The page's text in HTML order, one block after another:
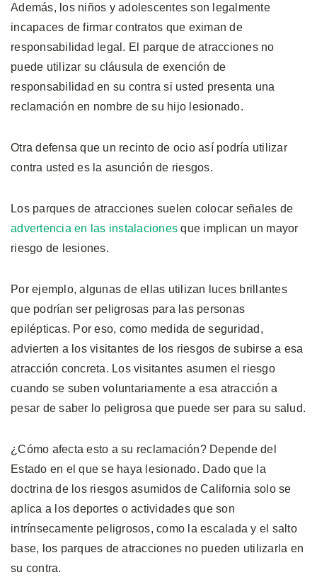
Además, los niños y adolescentes son legalmente
incapaces de firmar contratos que eximan de
responsabilidad legal. El parque de atracciones no
puede utilizar su cláusula de exención de
responsabilidad en su contra si usted presenta una
reclamación en nombre de su hijo lesionado.
Otra defensa que un recinto de ocio así podría utilizar
contra usted es la asunción de riesgos.
Los parques de atracciones suelen colocar señales de
advertencia en las instalaciones que implican un mayor
riesgo de lesiones.
Por ejemplo, algunas de ellas utilizan luces brillantes
que podrían ser peligrosas para las personas
epilépticas. Por eso, como medida de seguridad,
advierten a los visitantes de los riesgos de subirse a esa
atracción concreta. Los visitantes asumen el riesgo
cuando se suben voluntariamente a esa atracción a
pesar de saber lo peligrosa que puede ser para su salud.
¿Cómo afecta esto a su reclamación? Depende del
Estado en el que se haya lesionado. Dado que la
doctrina de los riesgos asumidos de California solo se
aplica a los deportes o actividades que son
intrínsecamente peligrosos, como la escalada y el salto
base, los parques de atracciones no pueden utilizarla en
su contra.